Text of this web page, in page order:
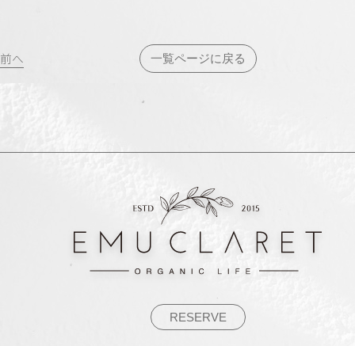
投
前へ 一覧ページに戻る
RESERVE